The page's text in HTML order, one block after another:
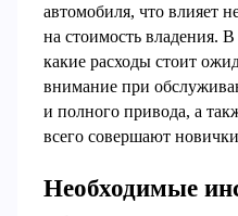
автомобиля, что влияет
на стоимость владения. В
какие расходы стоит
внимание при
и полного привода, а
всего совершают
Необходимые